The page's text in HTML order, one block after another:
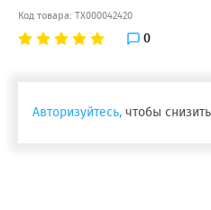
Код товара: ТХ000042420
0
Авторизуйтесь, чтобы